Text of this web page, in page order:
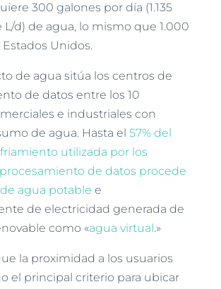
300 galones por día (1.135
d) de agua, lo mismo que 1.000
Unidos.
de agua sitúa los centros de
de datos entre los 10
e industriales con
de agua. Hasta el 57% del
utilizada por los
de datos procede
agua potable e
de electricidad generada de
como «agua virtual .»
la proximidad a los usuarios
el principal criterio para ubicar